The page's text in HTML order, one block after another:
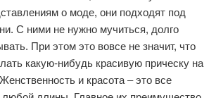
о моде, они подходят под
С ними не нужно мучиться, долго
При этом это вовсе не значит, что
какую-нибудь красивую прическу на
и красота – это все